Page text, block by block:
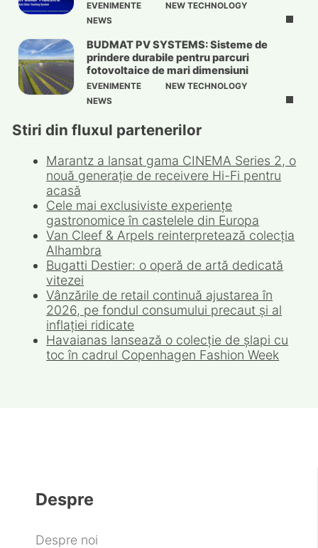
EVENIMENTE
NEW TECHNOLOGY
NEWS
BUDMAT PV SYSTEMS: Sisteme de
prindere durabile pentru parcuri
fotovoltaice de mari dimensiuni
EVENIMENTE
NEW TECHNOLOGY
NEWS
Stiri din fluxul partenerilor
Marantz a lansat gama CINEMA Series 2, o
nouă generație de receivere Hi-Fi pentru
acasă
Cele mai exclusiviste experiențe
gastronomice în castelele din Europa
Van Cleef & Arpels reinterpretează colecția
Alhambra
Bugatti Destier: o operă de artă dedicată
vitezei
Vânzările de retail continuă ajustarea în
2026, pe fondul consumului precaut și al
inflației ridicate
Havaianas lansează o colecție de șlapi cu
toc în cadrul Copenhagen Fashion Week
Despre
Despre noi